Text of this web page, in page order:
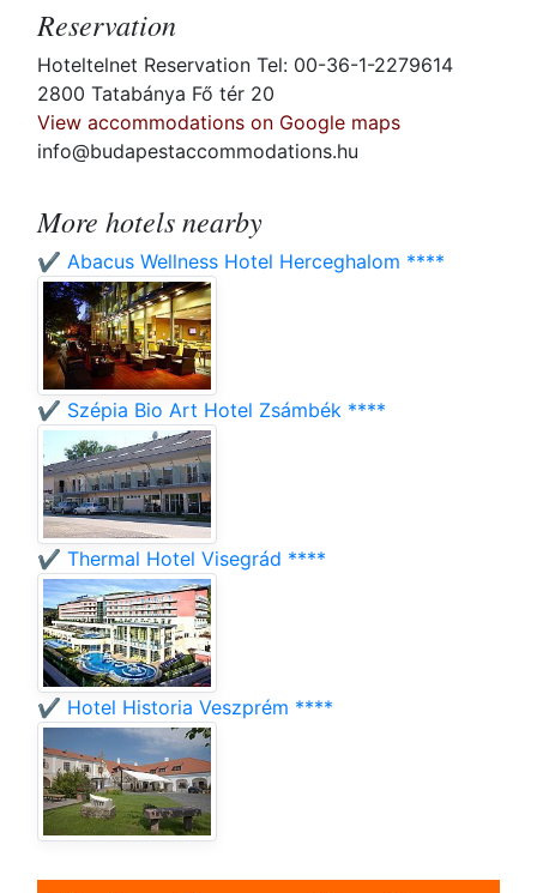
Reservation
Hoteltelnet Reservation Tel: 00-36-1-2279614
2800 Tatabánya Fő tér 20
View accommodations on Google maps
info@budapestaccommodations.hu
More hotels nearby
✔️ Abacus Wellness Hotel Herceghalom ****
✔️ Szépia Bio Art Hotel Zsámbék ****
✔️ Thermal Hotel Visegrád ****
✔️ Hotel Historia Veszprém ****